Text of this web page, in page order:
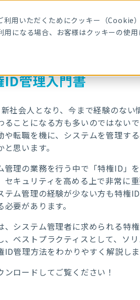
用いただくためにクッキー（Cookie）
になる場合、お客様はクッキーの使用
ID管理入門書
社会人となり、今まで経験のない
ることになる方も多いのではない
や転職を機に、システムを管理す
思います。
管理の業務を行う中で「特権ID」
セキュリティを高める上で非常に
テム管理の経験が少ない方も特権
要があります。
、システム管理者に求められる特
、ベストプラクティスとして、ソ
ID管理方法をわかりやすく解説しま
ンロードしてご覧ください！